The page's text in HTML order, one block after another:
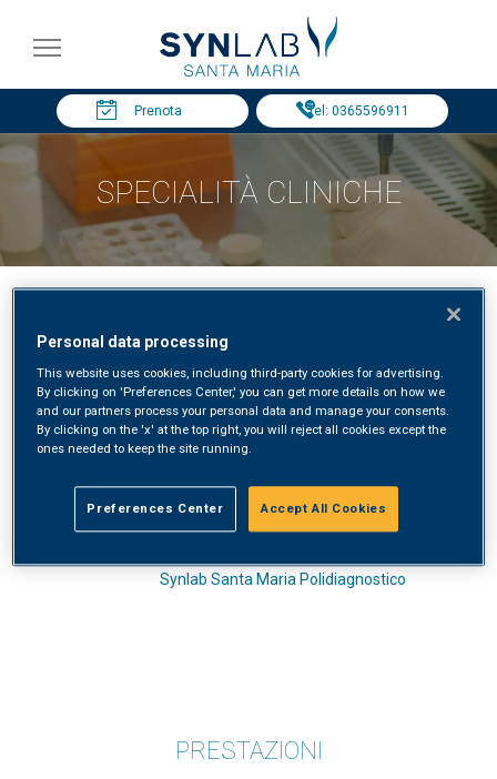
Prenota Tel: 0365596911
SPECIALITÀ CLINICHE
ANESTESIA
DOTT. FEDERICO FIOCCA – ASST
SPEDALI CIVILI BRESCIA
Synlab Santa Maria Polidiagnostico
PRESTAZIONI
Personal data processing
This website uses cookies, including third-party cookies for advertising.
By clicking on 'Preferences Center,' you can get more details on how we
and our partners process your personal data and manage your consents.
By clicking on the 'x' at the top right, you will reject all cookies except the
ones needed to keep the site running.
Preferences Center Accept All Cookies